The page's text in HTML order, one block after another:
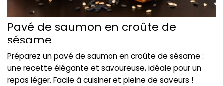
Pavé de saumon en croûte de
sésame
Préparez un pavé de saumon en croûte de sésame :
une recette élégante et savoureuse, idéale pour un
repas léger. Facile à cuisiner et pleine de saveurs !